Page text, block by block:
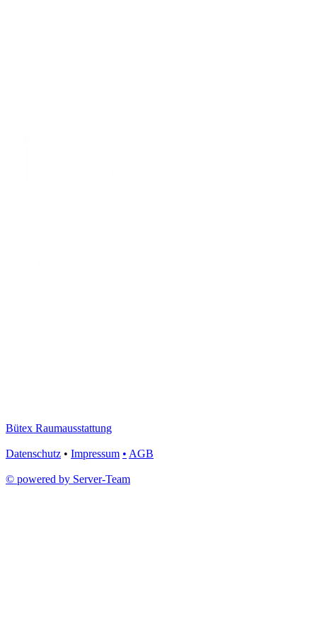
Bütex Raumausstattung
Datenschutz • Impressum • AGB
© powered by Server-Team